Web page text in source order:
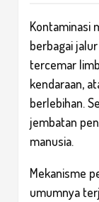
Kontaminasi
berbagai
tercemar
kendaraan,
berlebihan.
jembatan
manusia.
Mekanisme
umumnya